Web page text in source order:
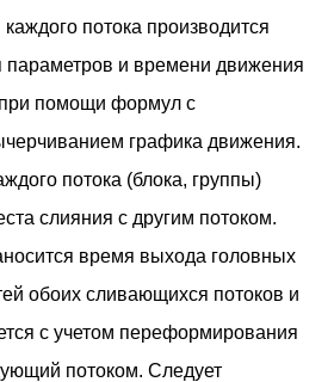
потока производится
параметров и времени движения
помощи формул с
графика движения.
потока (блока, группы)
слияния с другим потоком.
время выхода головных
обоих сливающихся потоков и
с учетом переформирования
потоком. Следует